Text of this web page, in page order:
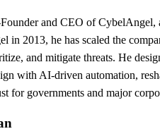
and CEO of CybelAngel,
in 2013, he has scaled the
and mitigate threats. He
with AI-driven automation,
for governments and major